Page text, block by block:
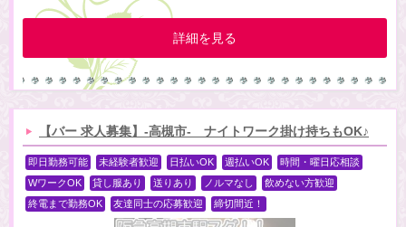
詳細を見る
【バー 求人募集】-高槻市- ナイトワーク掛け持ちもOK♪
即日勤務可能 未経験者歓迎 日払いOK 週払いOK
時間・曜日応相談
WワークOK
貸し服あり 送りあり ノルマなし
飲めない方歓迎
終電まで勤務OK
友達同士の応募歓迎 締切間近！